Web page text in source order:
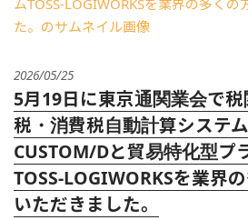
2026/05/25
5月19日に東京通関業会で
税・消費税自動計算システ
CUSTOM/Dと貿易特化型プ
TOSS-LOGIWORKSを業界
いただきました。